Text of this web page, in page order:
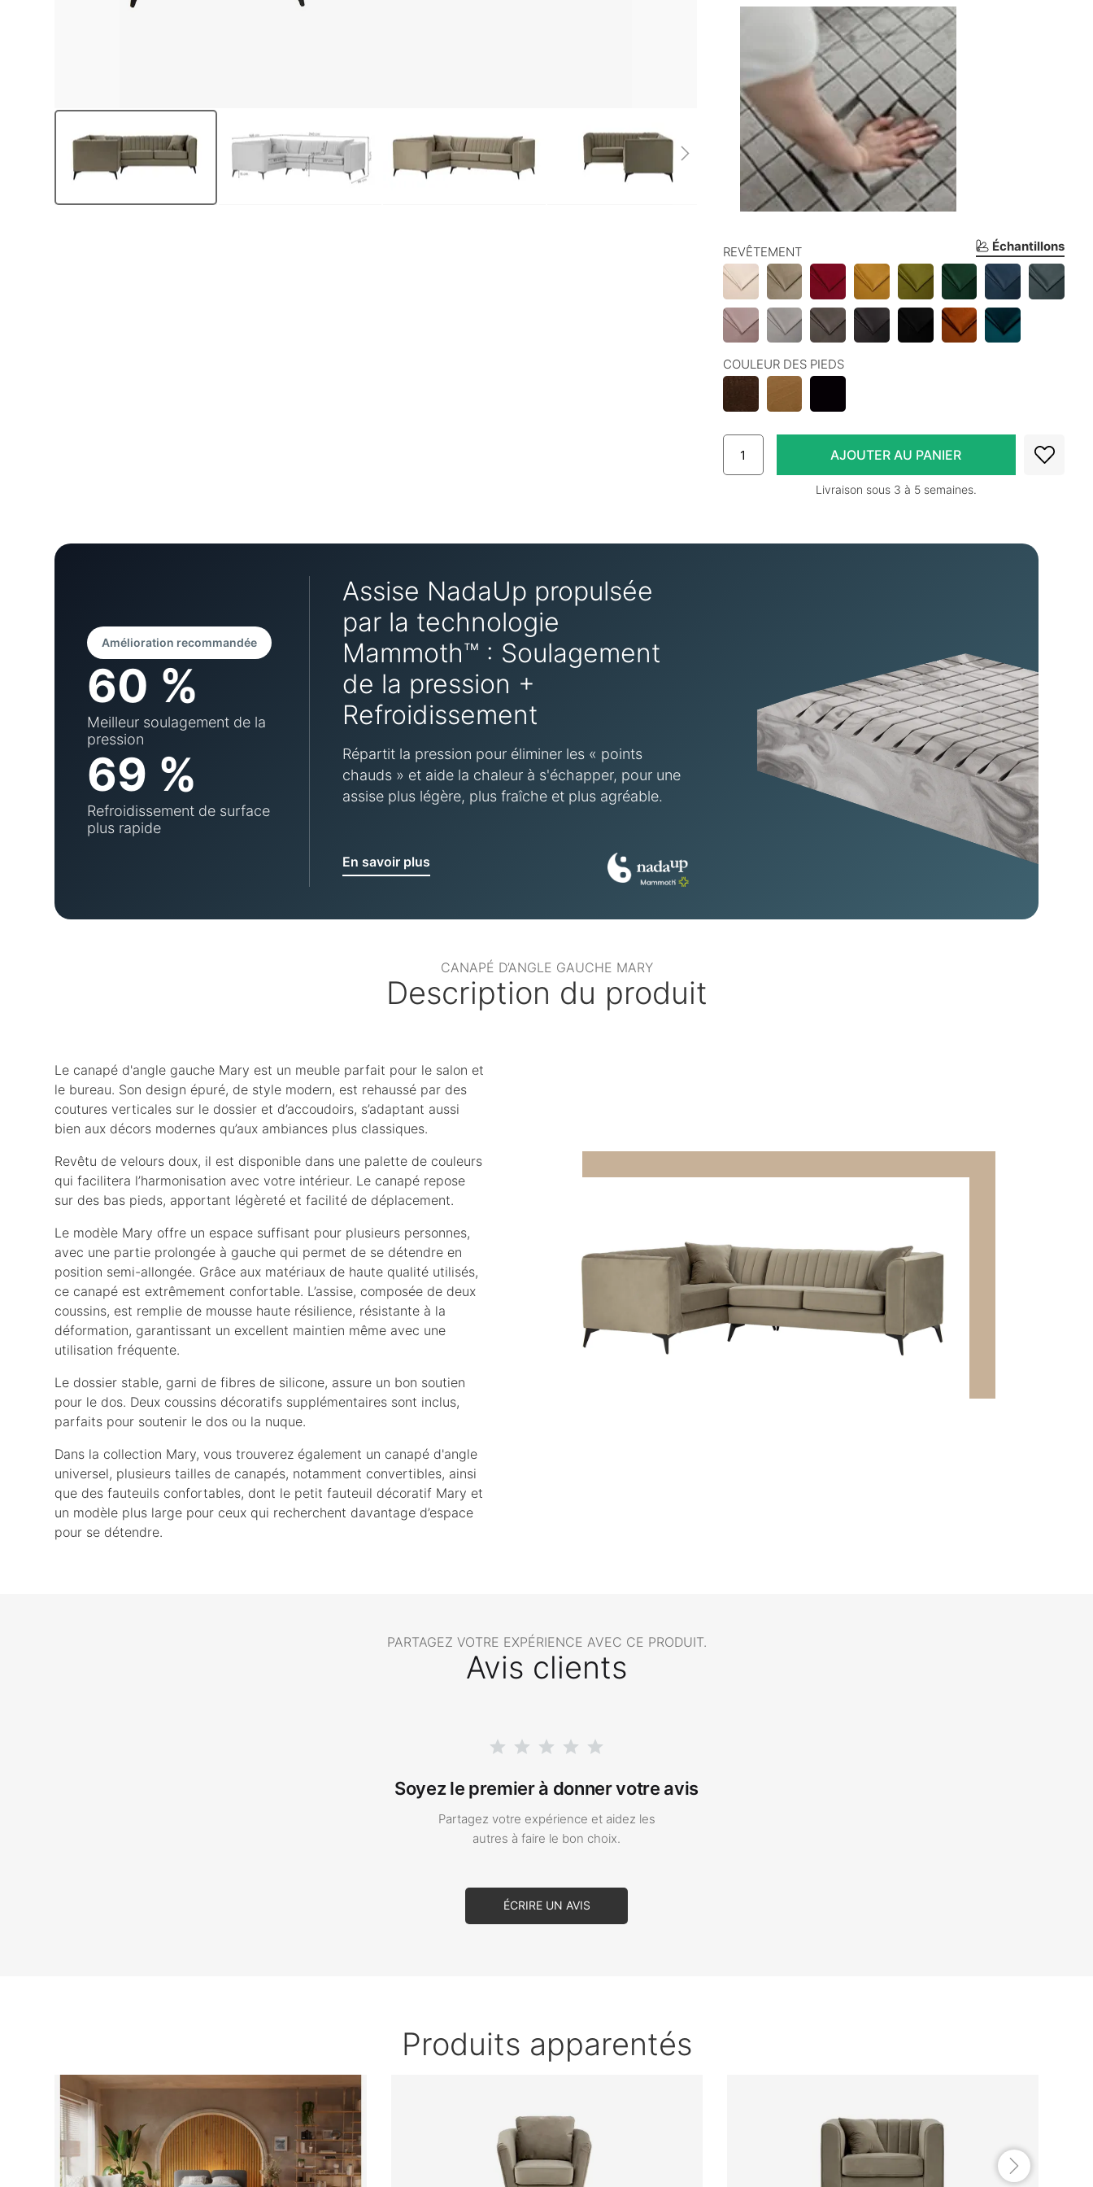
Échantillons
REVÊTEMENT
COULEUR DES PIEDS
Livraison sous 3 à 5 semaines.
Amélioration recommandée
60 %
Meilleur soulagement de la
pression
69 %
Refroidissement de surface
plus rapide
Assise NadaUp propulsée
par la technologie
Mammoth™ : Soulagement
de la pression +
Refroidissement
Répartit la pression pour éliminer les « points
chauds » et aide la chaleur à s'échapper, pour une
assise plus légère, plus fraîche et plus agréable.
En savoir plus
CANAPÉ D’ANGLE GAUCHE MARY
Description du produit
Le canapé d'angle gauche Mary est un meuble parfait pour le salon et
le bureau. Son design épuré, de style modern, est rehaussé par des
coutures verticales sur le dossier et d’accoudoirs, s’adaptant aussi
bien aux décors modernes qu’aux ambiances plus classiques.
Revêtu de velours doux, il est disponible dans une palette de couleurs
qui facilitera l’harmonisation avec votre intérieur. Le canapé repose
sur des bas pieds, apportant légèreté et facilité de déplacement.
Le modèle Mary offre un espace suffisant pour plusieurs personnes,
avec une partie prolongée à gauche qui permet de se détendre en
position semi-allongée. Grâce aux matériaux de haute qualité utilisés,
ce canapé est extrêmement confortable. L’assise, composée de deux
coussins, est remplie de mousse haute résilience, résistante à la
déformation, garantissant un excellent maintien même avec une
utilisation fréquente.
Le dossier stable, garni de fibres de silicone, assure un bon soutien
pour le dos. Deux coussins décoratifs supplémentaires sont inclus,
parfaits pour soutenir le dos ou la nuque.
Dans la collection Mary, vous trouverez également un canapé d'angle
universel, plusieurs tailles de canapés, notamment convertibles, ainsi
que des fauteuils confortables, dont le petit fauteuil décoratif Mary et
un modèle plus large pour ceux qui recherchent davantage d’espace
pour se détendre.
PARTAGEZ VOTRE EXPÉRIENCE AVEC CE PRODUIT.
Avis clients
Soyez le premier à donner votre avis
Partagez votre expérience et aidez les
autres à faire le bon choix.
ÉCRIRE UN AVIS
Produits apparentés